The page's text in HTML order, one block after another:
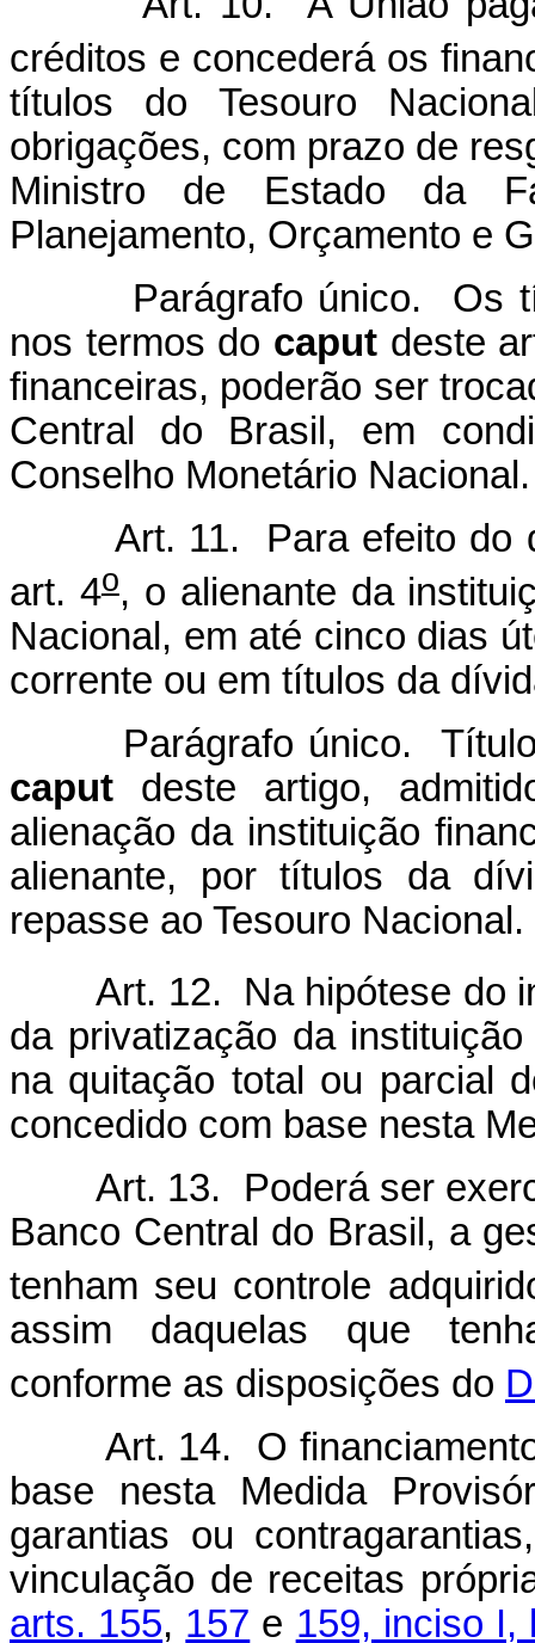
créditos e concederá os
títulos do Tesouro
obrigações, com prazo de
Ministro de Estado da
Planejamento, Orçamento e
Parágrafo único. Os
nos termos do caput deste
financeiras, poderão ser
Central do Brasil, em
Conselho Monetário Nacional.
Art. 11. Para efeito do
art. 4o, o alienante da
Nacional, em até cinco dias
corrente ou em títulos da
Parágrafo único. Títulos
caput deste artigo,
alienação da instituição
alienante, por títulos da
repasse ao Tesouro Nacional.
Art. 12. Na hipótese do
da privatização da
na quitação total ou parcial
concedido com base nesta
Art. 13. Poderá ser
Banco Central do Brasil, a
tenham seu controle
assim daquelas que
conforme as disposições do
Art. 14. O
base nesta Medida
garantias ou
vinculação de receitas
arts. 155, 157 e 159, inciso I,